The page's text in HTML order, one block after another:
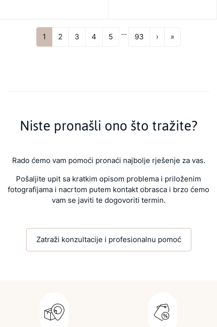
1 2 3 4 5 ... 93 ›Next
»
Niste pronašli ono što tražite?
Rado ćemo vam pomoći pronaći najbolje rješenje za vas.
Pošaljite upit sa kratkim opisom problema i priloženim
fotografijama i nacrtom putem kontakt obrasca i brzo ćemo
vam se javiti te dogovoriti termin.
Zatraži konzultacije i profesionalnu pomoć